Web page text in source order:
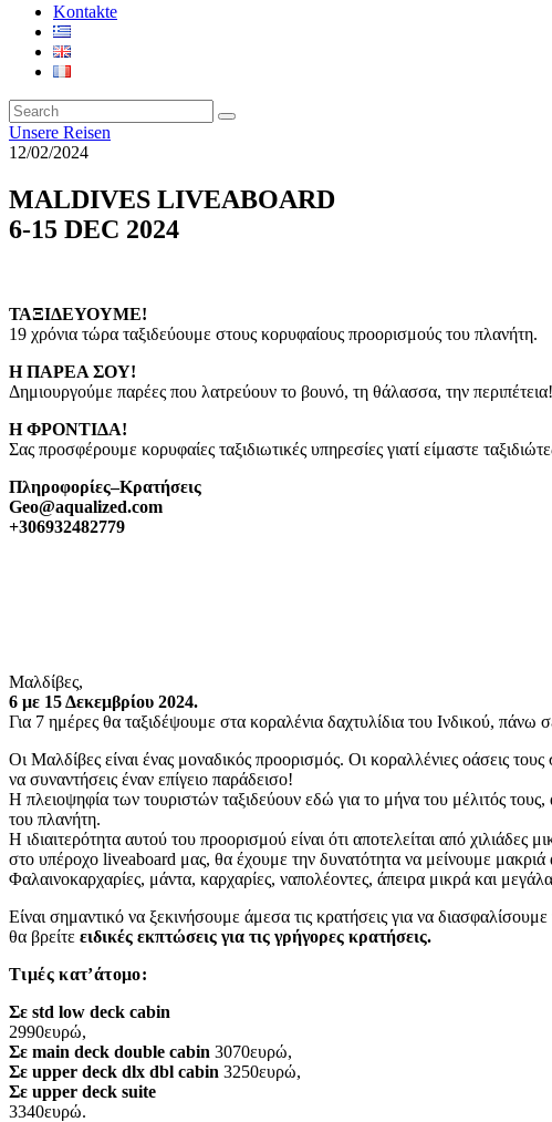
Kontakte
Unsere Reisen
12/02/2024
MALDIVES LIVEABOARD
6-15 DEC 2024
ΤΑΞΙΔΕΥΟΥΜΕ!
19 χρόνια τώρα ταξιδεύουμε στους κορυφαίους προορισμούς του πλανήτη.
Η ΠΑΡΕΑ ΣΟΥ!
Δημιουργούμε παρέες που λατρεύουν το βουνό, τη θάλασσα, την περιπέτεια!
Η ΦΡΟΝΤΙΔΑ!
Σας προσφέρουμε κορυφαίες ταξιδιωτικές υπηρεσίες γιατί είμαστε
Πληροφορίες–Κρατήσεις
Geo@aqualized.com
+306932482779
Μαλδίβες,
6 με 15 Δεκεμβρίου 2024.
Για 7 ημέρες θα ταξιδέψουμε στα κοραλένια δαχτυλίδια του Ινδικού,
Οι Μαλδίβες είναι ένας μοναδικός προορισμός. Οι κοραλλένιες οάσεις
να συναντήσεις έναν επίγειο παράδεισο!
H πλειοψηφία των τουριστών ταξιδεύουν εδώ για το μήνα του μέλιτός
του πλανήτη.
Η ιδιαιτερότητα αυτού του προορισμού είναι ότι αποτελείται από
στο υπέροχο liveaboard μας, θα έχουμε την δυνατότητα να μείνουμε
Φαλαινοκαρχαρίες, μάντα, καρχαρίες, ναπολέοντες, άπειρα μικρά και
Είναι σημαντικό να ξεκινήσουμε άμεσα τις κρατήσεις για να
θα βρείτε ειδικές εκπτώσεις για τις γρήγορες κρατήσεις.
Τιμές κατ’άτομο:
Σε std low deck cabin
2990ευρώ,
Σε main deck double cabin 3070ευρώ,
Σε upper deck dlx dbl cabin 3250ευρώ,
Σε upper deck suite
3340ευρώ.